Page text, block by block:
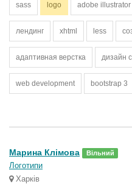
sass logo adobe illustrator
лендинг xhtml less
адаптивная верстка дизайн
web development bootstrap 3
Марина Клімова Вільний
Логотипи
Харків